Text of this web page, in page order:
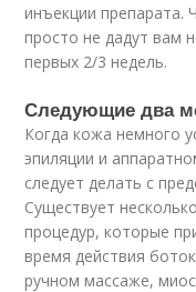
инъекции
просто не дадут вам
первых 2/3 недель.
Следующие два
Когда кожа немного
эпиляции и
следует делать с
Существует
процедур, которые
время действия
ручном массаже,